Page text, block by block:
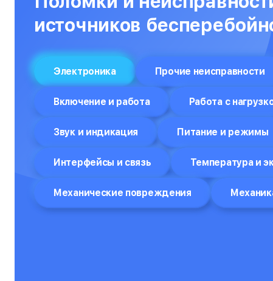
Компьютеры
Пароварки
Планшеты
Плоттеры
Принтеры
источников
Электроника Прочие неисправности
Включение и работа Работа с
Звук и индикация Питание и режимы
Интерфейсы и связь Температура и
Механические повреждения